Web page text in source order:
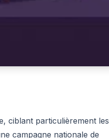
ciblant particulièrement les
campagne nationale de